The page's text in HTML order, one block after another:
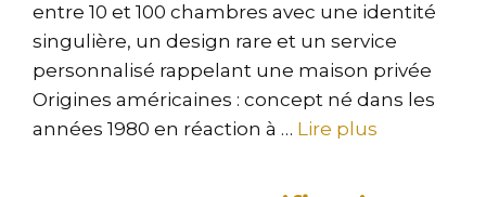
entre 10 et 100 chambres avec une identité
singulière, un design rare et un service
personnalisé rappelant une maison privée
Origines américaines : concept né dans les
années 1980 en réaction à … Lire plus